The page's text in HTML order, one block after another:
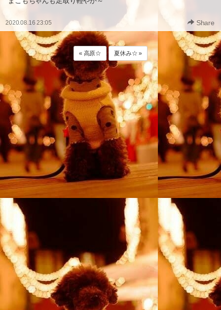
2020.08.16 23:05 Share
« 高原☆ 夏休み☆ »